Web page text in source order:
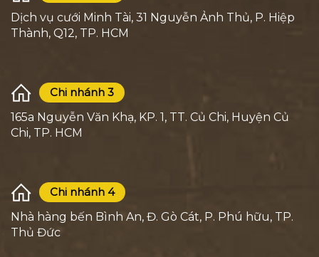
Dịch vụ cưới Minh Tài, 31 Nguyễn Ảnh Thủ, P. Hiệp
Thành, Q12, TP. HCM
Chi nhánh 3
165a Nguyễn Văn Khạ, KP. 1, TT. Củ Chi, Huyện Củ
Chi, TP. HCM
Chi nhánh 4
Nhà hàng bến Bình An, Đ. Gò Cát, P. Phú hữu, TP.
Thủ Đức